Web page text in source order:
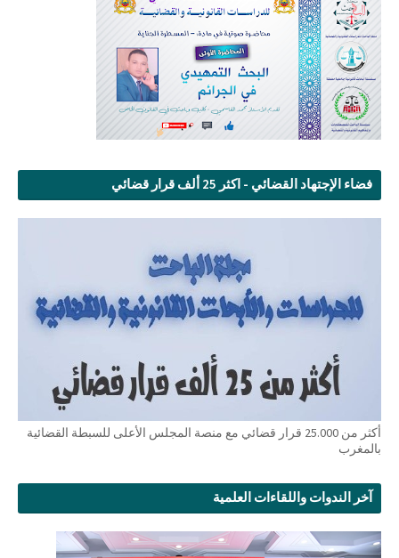
فضاء الإجتهاد القضائي - اكثر 25 ألف قرار قضائي
أكثر من 25.000 قرار قضائي مع منصة المجلس الأعلى للسبطة القضائية
بالمغرب
آخر الندوات واللقاءات العلمية